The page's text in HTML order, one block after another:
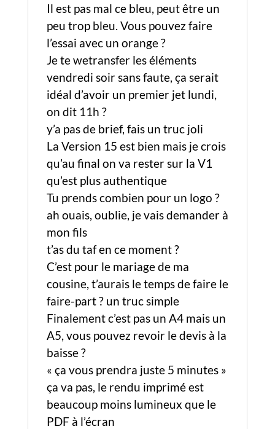
Il est pas mal ce bleu, peut être un
peu trop bleu. Vous pouvez faire
l’essai avec un orange ?
Je te wetransfer les éléments
vendredi soir sans faute, ça serait
idéal d’avoir un premier jet lundi,
on dit 11h ?
y’a pas de brief, fais un truc joli
La Version 15 est bien mais je crois
qu’au final on va rester sur la V1
qu’est plus authentique
Tu prends combien pour un logo ?
ah ouais, oublie, je vais demander à
mon fils
t’as du taf en ce moment ?
C’est pour le mariage de ma
cousine, t’aurais le temps de faire le
faire-part ? un truc simple
Finalement c’est pas un A4 mais un
A5, vous pouvez revoir le devis à la
baisse ?
« ça vous prendra juste 5 minutes »
ça va pas, le rendu imprimé est
beaucoup moins lumineux que le
PDF à l’écran